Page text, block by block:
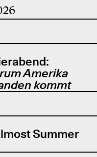
Amerika
kommt
Summer